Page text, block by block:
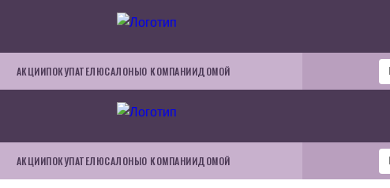
АКЦИИПОКУПАТЕЛЮСАЛОНЫО КОМПАНИИДОМОЙ
АКЦИИПОКУПАТЕЛЮСАЛОНЫО КОМПАНИИДОМОЙ